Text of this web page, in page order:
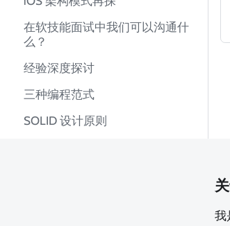
在软技能面试中我们可以沟通什
么？
经验深度探讨
三种编程范式
SOLID 设计原则
我